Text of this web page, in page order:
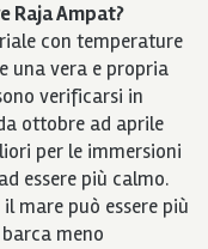
Raja Ampat?
con temperature
una vera e propria
verificarsi in
ottobre ad aprile
per le immersioni
essere più calmo.
mare può essere più
meno